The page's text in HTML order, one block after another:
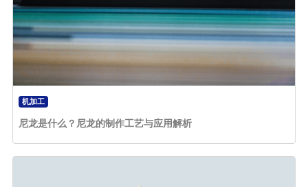
机加工
尼龙是什么？尼龙的制作工艺与应用解析